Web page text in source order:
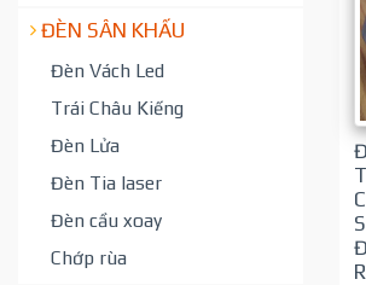
ĐÈN SÂN KHẤU
Đèn Vách Led
Trái Châu Kiếng
Đèn Lửa
Đèn Tia laser
Đèn cầu xoay
Chớp rùa